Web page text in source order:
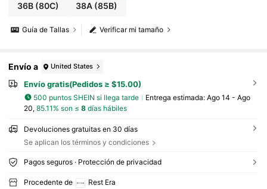
36B(80C) 38A (85B)
Verificar mi tamaño
Guía de Tallas
Envío a United States
Envío gratis(Pedidos ≥ $15.00)
500 puntos SHEIN si llega tarde Entrega estimada: Ago 14 - Ago
20, 85.11% son ≤ 8días hábiles
Devoluciones gratuitas en 30 días
Se aplican los términos y condiciones
Pagos seguros · Protección de privacidad
Procedente de
Rest Era